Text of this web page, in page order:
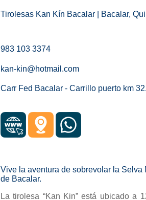
Tirolesas Kan Kín Bacalar | Bacalar,
983 103 3374
kan-kin@hotmail.com
Carr Fed Bacalar - Carrillo puerto km
Vive la aventura de sobrevolar la
de Bacalar.
La tirolesa “Kan Kin” está ubicado a